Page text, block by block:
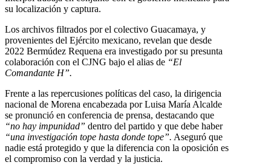
su localización y captura.
Los archivos filtrados por el colectivo Guacamaya, y
provenientes del Ejército mexicano, revelan que desde
2022 Bermúdez Requena era investigado por su presunta
colaboración con el CJNG bajo el alias de “El
Comandante H”.
Frente a las repercusiones políticas del caso, la dirigencia
nacional de Morena encabezada por Luisa María Alcalde
se pronunció en conferencia de prensa, destacando que
“no hay impunidad” dentro del partido y que debe haber
“una investigación tope hasta donde tope”. Aseguró que
nadie está protegido y que la diferencia con la oposición es
el compromiso con la verdad y la justicia.